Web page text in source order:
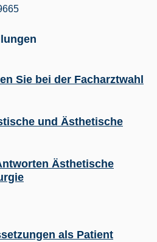
Sie bei der Facharztwahl
und Ästhetische
Ästhetische
als Patient